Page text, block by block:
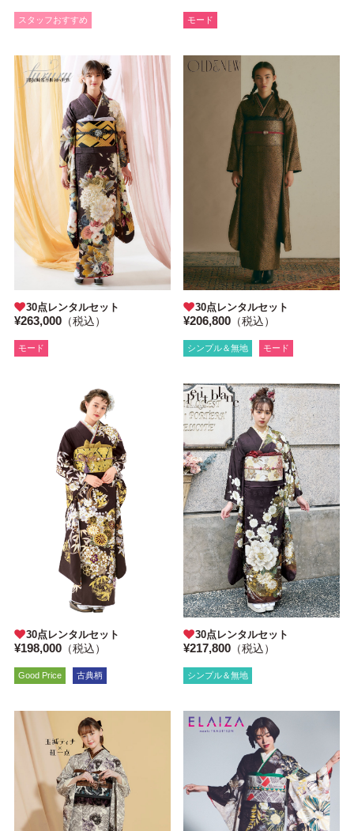
スタッフおすすめ モード
30点レンタルセット
¥263,000（税込）
モード
30点レンタルセット
¥206,800 （税込）
シンプル＆無地 モード
30点レンタルセット
¥198,000（税込）
Good Price 古典柄
30点レンタルセット
¥217,800 （税込）
シンプル＆無地